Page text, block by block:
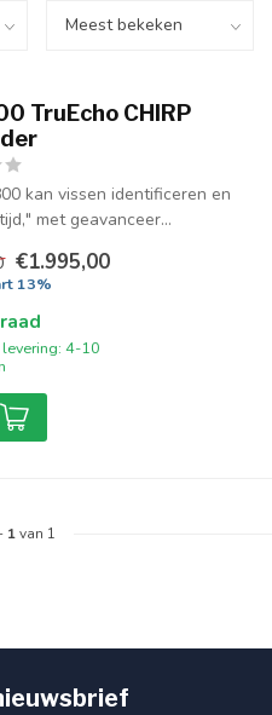
TruEcho CHIRP
kan vissen identificeren en
met geavanceer...
€1.995,00
13%
4-10
- 1van 1